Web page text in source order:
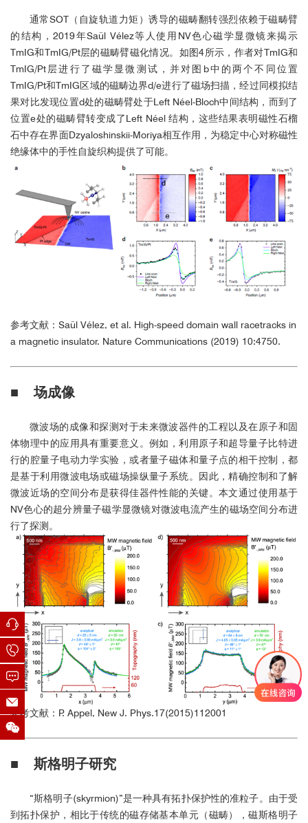
通常SOT（自旋轨道力矩）诱导的磁畴翻转强烈依赖于磁畴臂
的结构，2019年Saül Vélez等人使用NV色心磁学显微镜来揭示
TmIG和TmIG/Pt层的磁畴臂磁化情况。如图4所示，作者对TmIG和
TmIG/Pt层进行了磁学显微测试，并对图b中的两个不同位置
TmIG/Pt和TmIG区域的磁畴边界d/e进行了磁场扫描，经过同模拟结
果对比发现位置d处的磁畴臂处于Left Néel-Bloch中间结构，而到了
位置e处的磁畴臂转变成了Left Néel 结构，这些结果表明磁性石榴
石中存在界面Dzyaloshinskii-Moriya相互作用，为稳定中心对称磁性
绝缘体中的手性自旋织构提供了可能。
参考文献： Saül Vélez, et al. High-speed domain wall racetracks in
a magnetic insulator. Nature Communications (2019) 10:4750.
■ 场成像
微波场的成像和探测对于未来微波器件的工程以及在原子和固
体物理中的应用具有重要意义。例如，利用原子和超导量子比特进
行的腔量子电动力学实验，或者量子磁体和量子点的相干控制，都
是基于利用微波电场或磁场操纵量子系统。因此，精确控制和了解
微波近场的空间分布是获得佳器件性能的关键。本文通过使用基于
NV色心的超分辨量子磁学显微镜对微波电流产生的磁场空间分布进
行了探测。
参考文献：P. Appel, New J. Phys.17(2015)112001
■ 斯格明子研究
“斯格明子(skyrmion)”是一种具有拓扑保护性的准粒子。由于受
到拓扑保护，相比于传统的磁存储基本单元（磁畴），磁斯格明子